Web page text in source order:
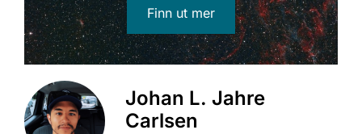
Finn ut mer
Johan L. Jahre
Carlsen